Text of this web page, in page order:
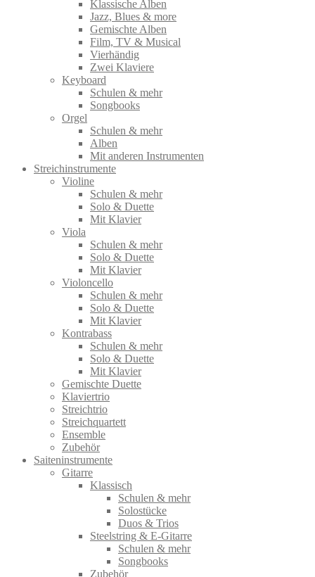
Klassische Alben
Jazz, Blues & more
Gemischte Alben
Film, TV & Musical
Vierhändig
Zwei Klaviere
Keyboard
Schulen & mehr
Songbooks
Orgel
Schulen & mehr
Alben
Mit anderen Instrumenten
Streichinstrumente
Violine
Schulen & mehr
Solo & Duette
Mit Klavier
Viola
Schulen & mehr
Solo & Duette
Mit Klavier
Violoncello
Schulen & mehr
Solo & Duette
Mit Klavier
Kontrabass
Schulen & mehr
Solo & Duette
Mit Klavier
Gemischte Duette
Klaviertrio
Streichtrio
Streichquartett
Ensemble
Zubehör
Saiteninstrumente
Gitarre
Klassisch
Schulen & mehr
Solostücke
Duos & Trios
Steelstring & E-Gitarre
Schulen & mehr
Songbooks
Zubehör